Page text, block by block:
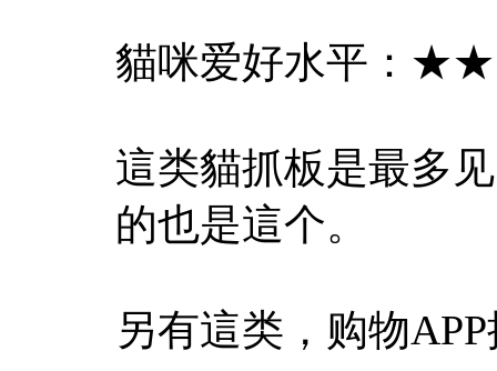
貓咪爱好水平：
這类貓抓板是最多
的也是這个。
另有這类，购物